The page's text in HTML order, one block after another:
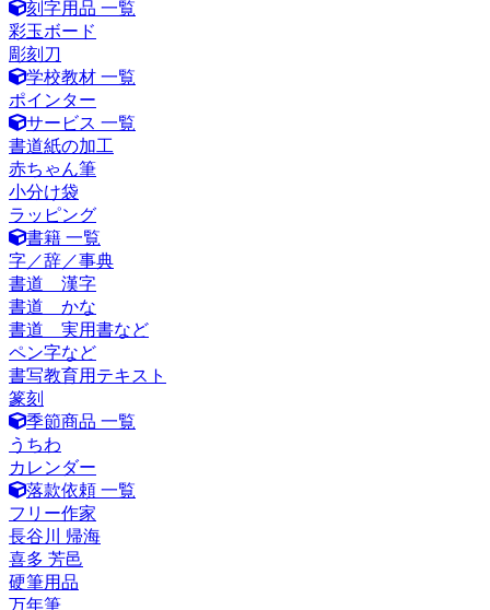
刻字用品 一覧
彩玉ボード
彫刻刀
学校教材 一覧
ポインター
サービス 一覧
書道紙の加工
赤ちゃん筆
小分け袋
ラッピング
書籍 一覧
字／辞／事典
書道 漢字
書道 かな
書道 実用書など
ペン字など
書写教育用テキスト
篆刻
季節商品 一覧
うちわ
カレンダー
落款依頼 一覧
フリー作家
長谷川 帰海
喜多 芳邑
硬筆用品
万年筆